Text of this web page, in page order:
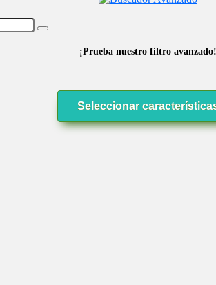
¡Prueba nuestro filtro avanzado!
Seleccionar